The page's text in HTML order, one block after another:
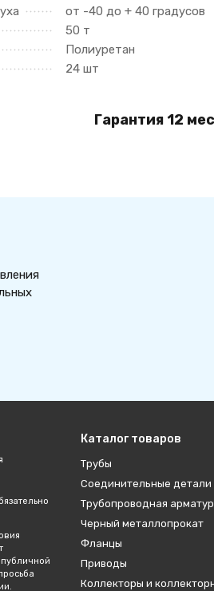
от -40 до + 40 градусов
50 т
Полиуретан
24 шт
Гарантия 12
Каталог товаров
Трубы
Соединительные детали
Трубопроводная
Черный металлопрокат
Фланцы
Приводы
Коллекторы и